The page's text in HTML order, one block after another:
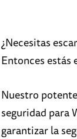
¿Necesitas
Entonces estás
Nuestro
seguridad para
garantizar la